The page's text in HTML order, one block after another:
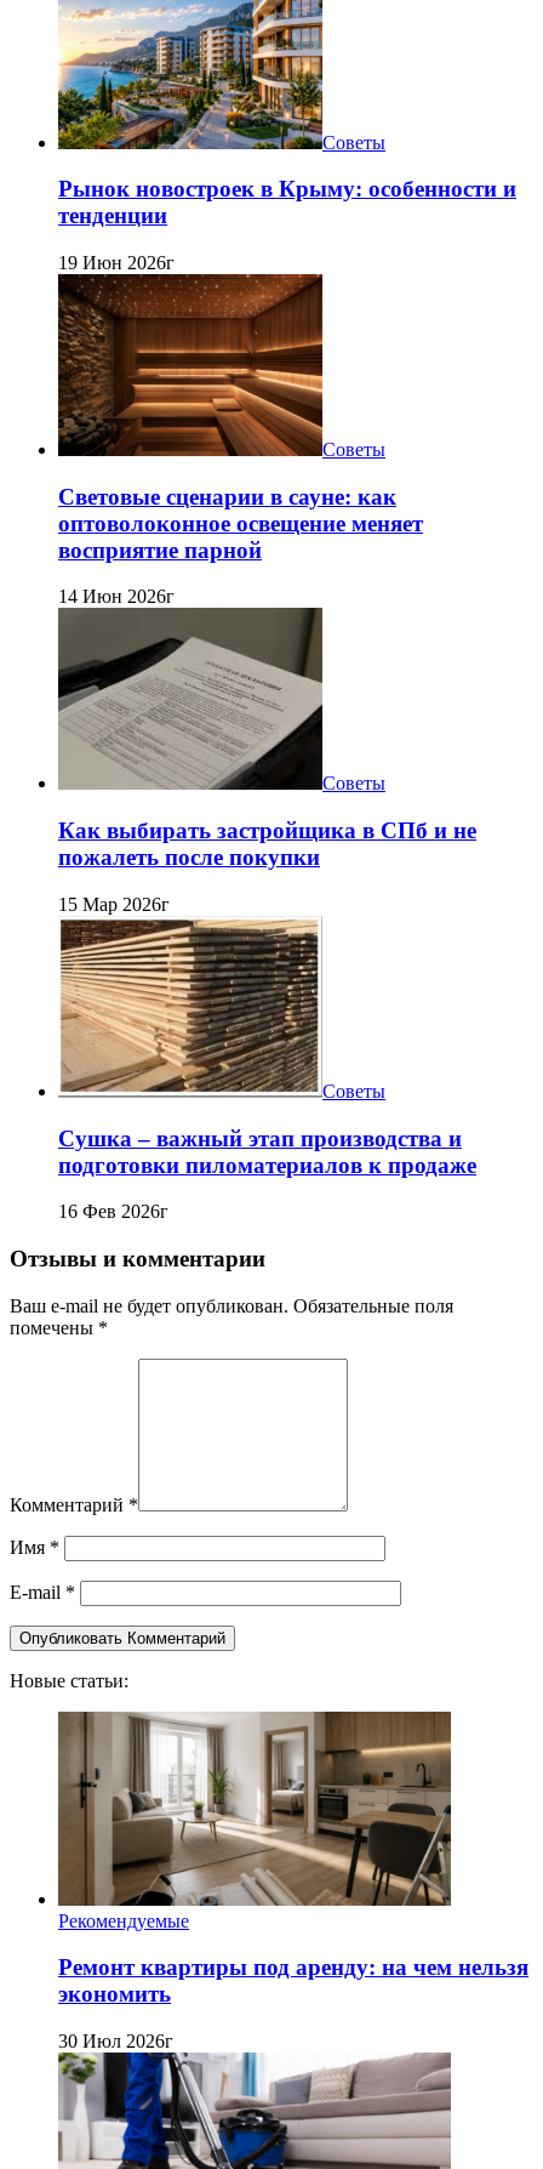
Советы
Рынок новостроек в Крыму: особенности и
тенденции
19 Июн 2026г
Советы
Световые сценарии в сауне: как
оптоволоконное освещение меняет
восприятие парной
14 Июн 2026г
Советы
Как выбирать застройщика в СПб и не
пожалеть после покупки
15 Мар 2026г
Советы
Сушка – важный этап производства и
подготовки пиломатериалов к продаже
16 Фев 2026г
Отзывы и комментарии
Ваш e-mail не будет опубликован. Обязательные поля
помечены *
Комментарий *
Имя *
E-mail *
Новые статьи:
Рекомендуемые
Ремонт квартиры под аренду: на чем нельзя
экономить
30 Июл 2026г